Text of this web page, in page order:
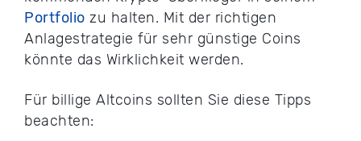
Portfolio zu halten. Mit der richtigen
Anlagestrategie für sehr günstige Coins
könnte das Wirklichkeit werden.
Für billige Altcoins sollten Sie diese Tipps
beachten: